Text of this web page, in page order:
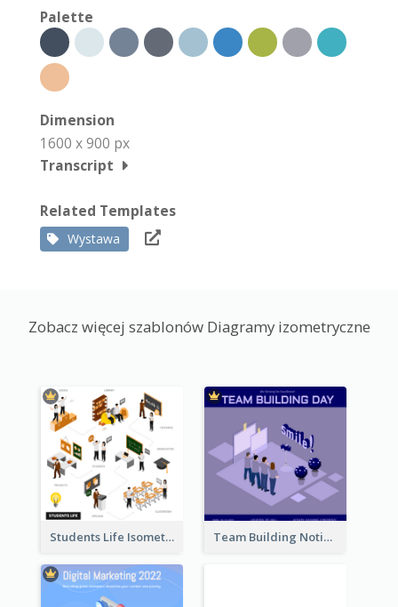
Palette
Dimension
1600 x 900 px
Transcript
Related Templates
Wystawa
Zobacz więcej szablonów Diagramy izometryczne
Students Life Isometric Illustration Team Building Notification Post With Isometric Diagram